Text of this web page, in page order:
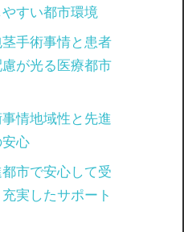
すい都市環境
手術事情と患者
が光る医療都市
情地域性と先進
心
市で安心して受
実したサポート